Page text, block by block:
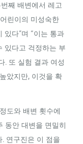
째 배변에서 레고
린이의 미성숙한
있다”며 “이는 통과
있다고 걱정하는 부
. 또 실험 결과 여성
았지만, 이것을 확
도와 배변 횟수에
동안 대변을 면밀히
연구진은 이 점을